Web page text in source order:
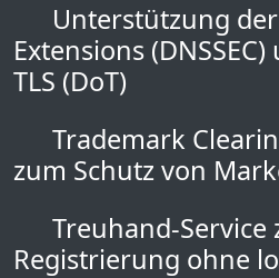
Unterstützung
Extensions
TLS (DoT)
Trademark
zum Schutz von
Treuhand-Service
Registrierung ohne